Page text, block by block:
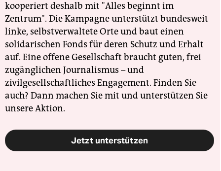
kooperiert deshalb mit "Alles beginnt im
Zentrum". Die Kampagne unterstützt bundesweit
linke, selbstverwaltete Orte und baut einen
solidarischen Fonds für deren Schutz und Erhalt
auf. Eine offene Gesellschaft braucht guten, frei
zugänglichen Journalismus – und
zivilgesellschaftliches Engagement. Finden Sie
auch? Dann machen Sie mit und unterstützen Sie
unsere Aktion.
Jetzt unterstützen